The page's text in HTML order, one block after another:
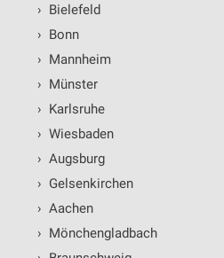
› Bielefeld
› Bonn
› Mannheim
› Münster
› Karlsruhe
› Wiesbaden
› Augsburg
› Gelsenkirchen
› Aachen
› Mönchengladbach